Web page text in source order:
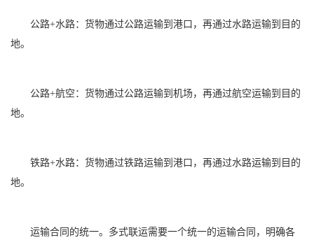
公路+水路：货物通过公路运输到港口，再通过水路运输到目的
地。
公路+航空：货物通过公路运输到机场，再通过航空运输到目的
地。
铁路+水路：货物通过铁路运输到港口，再通过水路运输到目的
地。
运输合同的统一。多式联运需要一个统一的运输合同，明确各